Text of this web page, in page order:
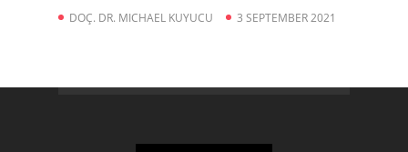
DOÇ. DR. MICHAEL KUYUCU 3 SEPTEMBER 2021